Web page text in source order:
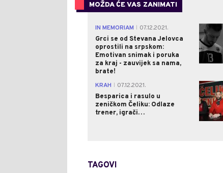
MOŽDA ĆE VAS ZANIMATI
IN MEMORIAM
07.12.2021.
Grci se od Stevana Jelovca
oprostili na srpskom:
Emotivan snimak i poruka
za kraj - zauvijek sa nama,
brate!
KRAH
07.12.2021.
Besparica i rasulo u
zeničkom Čeliku: Odlaze
trener, igrači…
TAGOVI